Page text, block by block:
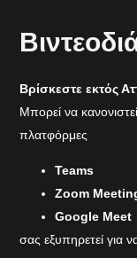
Βρίσκεστε εκτός
Μπορεί να
πλατφόρμες
Teams
Zoom
Google Meet
σας εξυπηρετεί για